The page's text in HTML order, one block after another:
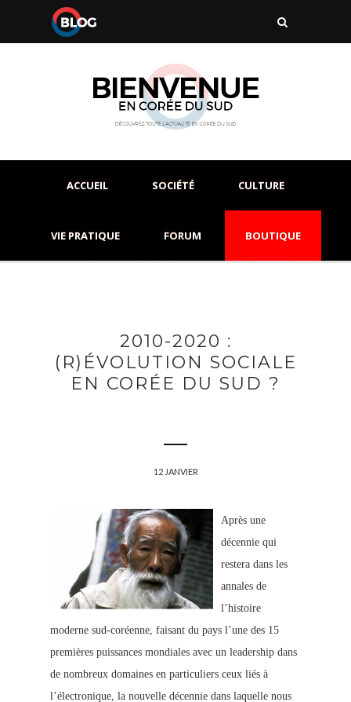
ACCUEIL SOCIÉTÉ CULTURE
VIE PRATIQUE FORUM BOUTIQUE
2010-2020 :
(R)ÉVOLUTION SOCIALE
EN CORÉE DU SUD ?
12 JANVIER
Après une
décennie qui
restera dans les
annales de
l’histoire
moderne sud-coréenne, faisant du pays l’une des 15
premières puissances mondiales avec un leadership dans
de nombreux domaines en particuliers ceux liés à
l’électronique, la nouvelle décennie dans laquelle nous